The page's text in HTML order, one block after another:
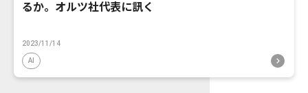
るか。オルツ社代表に訊く
2023/11/14
AI